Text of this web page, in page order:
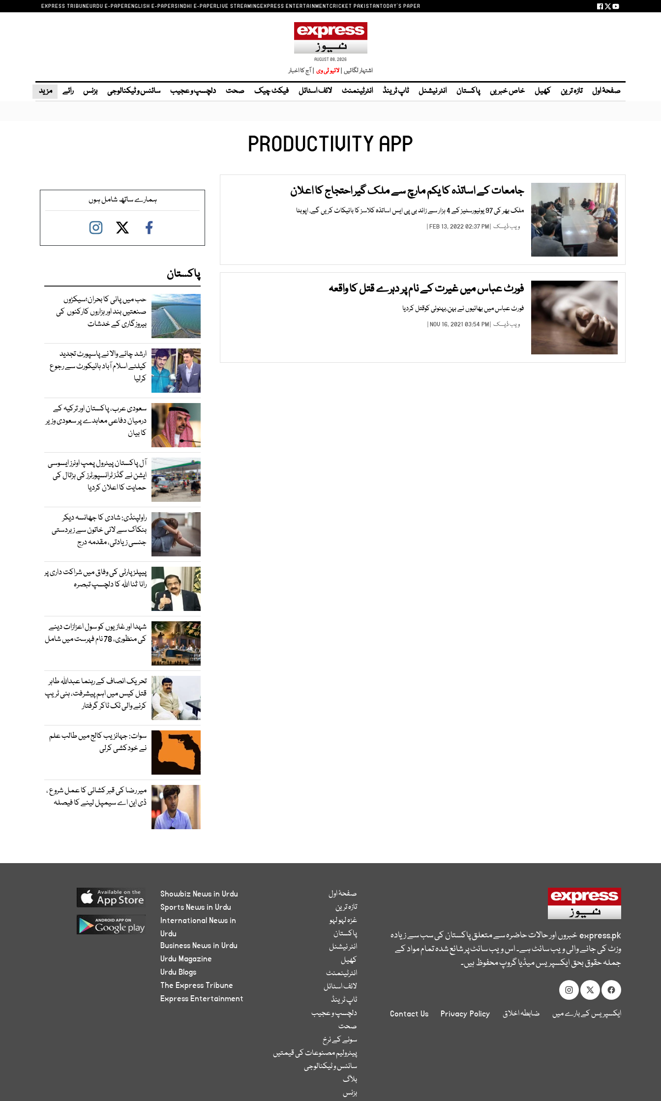
EXPRESS TRIBUNEURDU E-PAPERENGLISH E-PAPERSINDHI E-PAPERLIVE STREAMINGEXPRESS ENTERTAINMENTCRICKET PAKISTANTODAY'S PAPER
AUGUST 08, 2026
اشتہار لگائیں | | آج کا اخبار
صفحۂ اول تازہ ترین کھیل خاص خبریں پاکستان انٹر نیشنل ٹاپ ٹرینڈ انٹرٹینمنٹ لائف اسٹائل فیکٹ چیک صحت دلچسپ و عجیب سائنس و ٹیکنالوجی بزنس رائے مزید
PRODUCTIVITY APP
جامعات کے اساتذہ کا یکم مارچ سے ملک گیر احتجاج کا اعلان
ملک بھر کی 97 یونیورسٹیز کے 4 ہزار سے زائد بی پی ایس اساتذہ کلاسز کا بائیکاٹ کریں گے، اپوبٹا
ویب ڈیسک | FEB 13, 2022 02:37 PM |
فورٹ عباس میں غیرت کے نام پر دہرے قتل کا واقعہ
فورٹ عباس میں بھائیوں نے بہن،بہنوئی کوقتل کردیا
ویب ڈیسک | NOV 16, 2021 03:54 PM |
ہمارے ساتھ شامل ہوں
پاکستان
حب میں پانی کا بحران؛سیکڑوں
صنعتیں بند اور ہزاروں کارکنوں کی
بیروزگاری کے خدشات
ارشد چائے والا نے پاسپورٹ تجدید
کیلئے اسلام آباد ہائیکورٹ سے رجوع
کرلیا
سعودی عرب، پاکستان اور ترکیہ کے
درمیان دفاعی معاہدے پر سعودی وزیر
کا بیان
آل پاکستان پیٹرول پمپ اونرز ایسوسی
ایشن نے گڈز ٹرانسپورٹرز کی ہڑتال کی
حمایت کا اعلان کردیا
راولپنڈی: شادی کا جھانسہ دیکر
بنکاک سے لائی خاتون سے زبردستی
جنسی زیادتی، مقدمہ درج
پیپلز پارٹی کی وفاق میں شراکت داری پر
رانا ثنا اللہ کا دلچسپ تبصرہ
شہدا اور غازیوں کو سول اعزازات دینے
کی منظوری، 78 نام فہرست میں شامل
تحریک انصاف کے رہنما عبداللہ طاہر
قتل کیس میں اہم پیشرفت، ہنی ٹریپ
کرنے والی ٹک ٹاکر گرفتار
سوات: جہانزیب کالج میں طالب علم
نے خودکشی کرلی
میر رضا کی قبر کشائی کا عمل شروع ،
ڈی این اے سیمپل لینے کا فیصلہ
express.pkخبروں اور حالات حاضرہ سے متعلق پاکستان کی سب سے زیادہ
وزٹ کی جانے والی ویب سائٹ ہے۔ اس ویب سائٹ پر شائع شدہ تمام مواد کے
جملہ حقوق بحق ایکسپریس میڈیا گروپ محفوظ ہیں۔
ایکسپریس کے بارے میں ضابطہ اخلاق Privacy Policy
Contact Us
صفحۂ اول
تازہ ترین
غزہ لہو لہو
پاکستان
انٹر نیشنل
کھیل
انٹرٹینمنٹ
لائف اسٹائل
ٹاپ ٹرینڈ
دلچسپ و عجیب
صحت
سونے کے نرخ
پیٹرولیم مصنوعات کی قیمتیں
سائنس و ٹیکنالوجی
بلاگ
بزنس
Showbiz News in Urdu
Sports News in Urdu
International News in
Urdu
Business News in Urdu
Urdu Magazine
Urdu Blogs
The Express Tribune
Express Entertainment